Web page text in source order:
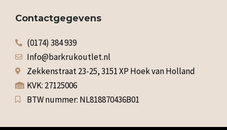
Contactgegevens
(0174) 384 939
Info@barkrukoutlet.nl
Zekkenstraat 23-25, 3151 XP Hoek van Holland
KVK: 27125006
BTW nummer: NL818870436B01